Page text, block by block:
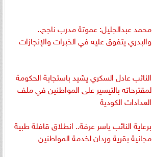
محمد عبدالجليل: عموتة مدرب ناجح..
والبدري يتفوق عليه في الخبرات والإنجازات
النائب عادل السكري يشيد باستجابة الحكومة
لمقترحاته بالتيسير على المواطنين في ملف
العدادات الكودية
برعاية النائب ياسر عرفة.. انطلاق قافلة طبية
مجانية بقرية وردان لخدمة المواطنين